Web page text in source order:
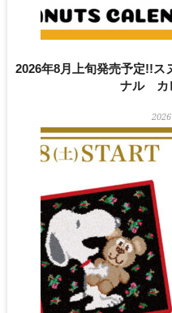
2026年8月上旬発売予定!!
ナル カ